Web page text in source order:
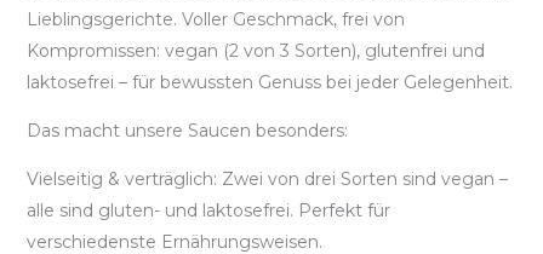
Lieblingsgerichte. Voller Geschmack, frei von
Kompromissen: vegan (2 von 3 Sorten), glutenfrei und
laktosefrei – für bewussten Genuss bei jeder Gelegenheit.
Das macht unsere Saucen besonders:
Vielseitig & verträglich: Zwei von drei Sorten sind vegan –
alle sind gluten- und laktosefrei. Perfekt für
verschiedenste Ernährungsweisen.